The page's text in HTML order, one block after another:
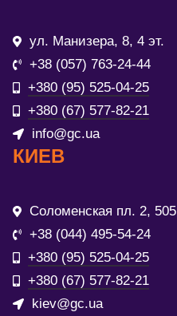
ул. Манизера, 8, 4 эт.
+38 (057) 763-24-44
+380 (95) 525-04-25
+380 (67) 577-82-21
info@gc.ua
КИЕВ
Соломенская пл. 2, 505
+38 (044) 495-54-24
+380 (95) 525-04-25
+380 (67) 577-82-21
kiev@gc.ua